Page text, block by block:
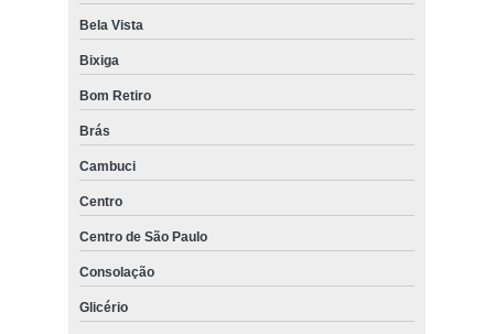
Bela Vista
Bixiga
Bom Retiro
Brás
Cambuci
Centro
Centro de São Paulo
Consolação
Glicério